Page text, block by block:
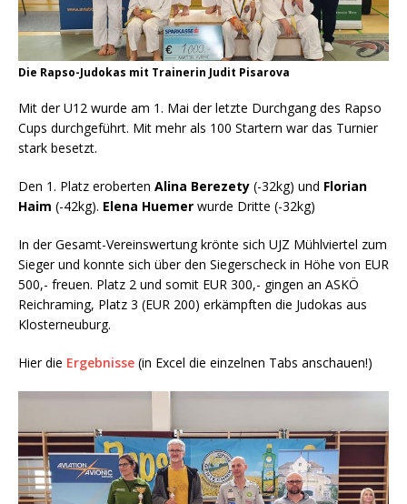
Die Rapso-Judokas mit Trainerin Judit Pisarova
Mit der U12 wurde am 1. Mai der letzte Durchgang des Rapso
Cups durchgeführt. Mit mehr als 100 Startern war das Turnier
stark besetzt.
Den 1. Platz eroberten Alina Berezety (-32kg) und Florian
Haim (-42kg). Elena Huemer wurde Dritte (-32kg)
In der Gesamt-Vereinswertung krönte sich UJZ Mühlviertel zum
Sieger und konnte sich über den Siegerscheck in Höhe von EUR
500,- freuen. Platz 2 und somit EUR 300,- gingen an ASKÖ
Reichraming, Platz 3 (EUR 200) erkämpften die Judokas aus
Klosterneuburg.
Hier die Ergebnisse (in Excel die einzelnen Tabs anschauen!)